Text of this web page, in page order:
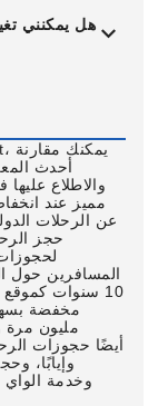
هل يمكنني
أحدث
والاطلاع
مميز عند
حجز
10 سنوات
مليون مرة
وإيابًا،
وخدمة الواي